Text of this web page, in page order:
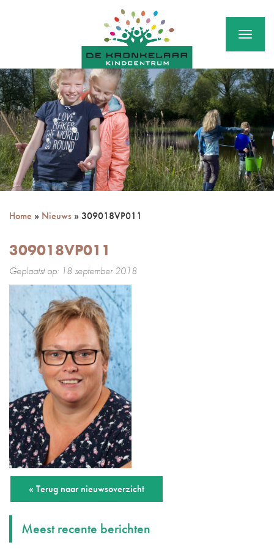
Menu
Home » Nieuws » 309018VP011
309018VP011
Geplaatst op: 18 september 2018
« Terug naar nieuwsoverzicht
Meest recente berichten